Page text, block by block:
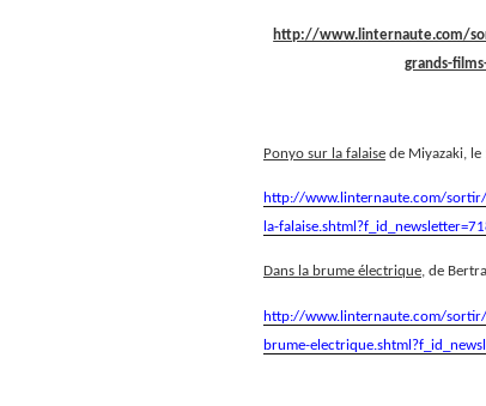
http://www.linternaute.com/
grands-
Ponyo sur la falaise de Miyazaki,
http://www.linternaute.com/
la-
Dans la brume électrique, de
http://www.linternaute.com/
brume-